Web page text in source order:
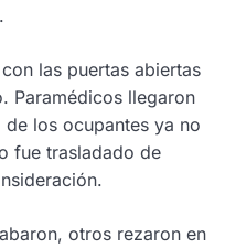
las puertas abiertas
Paramédicos llegaron
los ocupantes ya no
fue trasladado de
otros rezaron en